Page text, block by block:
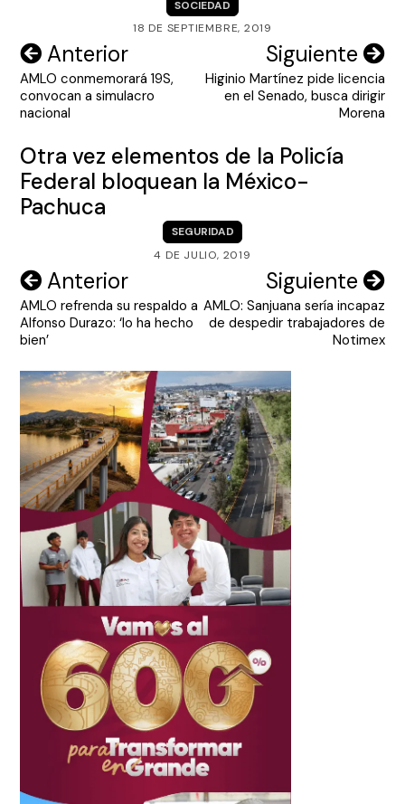
SOCIEDAD
18 DE SEPTIEMBRE, 2019
Navegación
de
entradas
Anterior
AMLO conmemorará 19S,
convocan a simulacro
nacional
Siguiente
Higinio Martínez pide licencia
en el Senado, busca dirigir
Morena
Otra vez elementos de la Policía
Federal bloquean la México-
Pachuca
SEGURIDAD
4 DE JULIO, 2019
Navegación
de
entradas
Anterior
AMLO refrenda su respaldo a
Alfonso Durazo: ‘lo ha hecho
bien’
Siguiente
AMLO: Sanjuana sería incapaz
de despedir trabajadores de
Notimex